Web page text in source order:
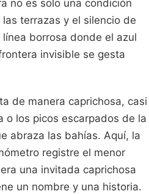
no es solo una condición
terrazas y el silencio de
borrosa donde el azul
invisible se gesta
de manera caprichosa, casi
o los picos escarpados de la
abraza las bahías. Aquí, la
registre el menor
una invitada caprichosa
un nombre y una historia.